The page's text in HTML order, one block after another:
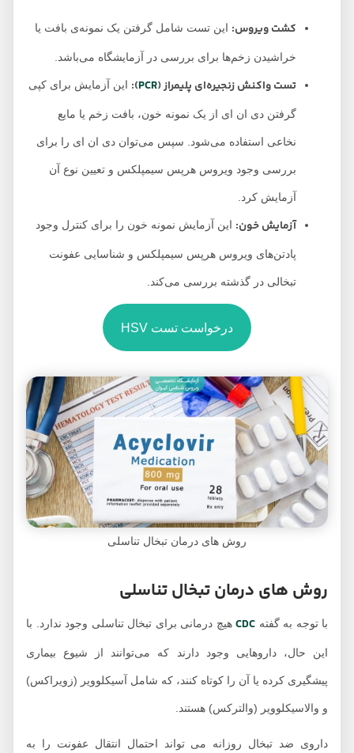
کشت ویروس:این تست شامل گرفتن یک نمونه‌ی بافت یا
خراشیدن زخم‌ها برای بررسی در آزمایشگاه می‌باشد.
تست واکنش زنجیره‌ای پلیمراز (PCR
):این آزمایش برای کپی
گرفتن دی ان ای از یک نمونه خون، بافت زخم یا مایع
نخاعی استفاده می‌شود. سپس می‌توان دی ان ای را برای
بررسی وجود ویروس هرپس سیمپلکس و تعیین نوع آن
آزمایش کرد.
آزمایش خون: این آزمایش نمونه خون را برای کنترل وجود
پادتن‌های ویروس هرپس سیمپلکس و شناسایی عفونت
تبخالی در گذشته بررسی می‌کند.
درخواست تست HSV
روش های درمان تبخال تناسلی
روش های درمان تبخال تناسلی
با توجه به گفتهCDC هیچ درمانی برای تبخال تناسلی وجود ندارد. با
این حال، داروهایی وجود دارند که می‌توانند از شیوع بیماری
پیشگیری کرده یا آن را کوتاه کنند، که شامل آسیکلوویر (زویراکس)
و والاسیکلوویر (والترکس) هستند.
داروی ضد تبخال روزانه می تواند احتمال انتقال عفونت را به